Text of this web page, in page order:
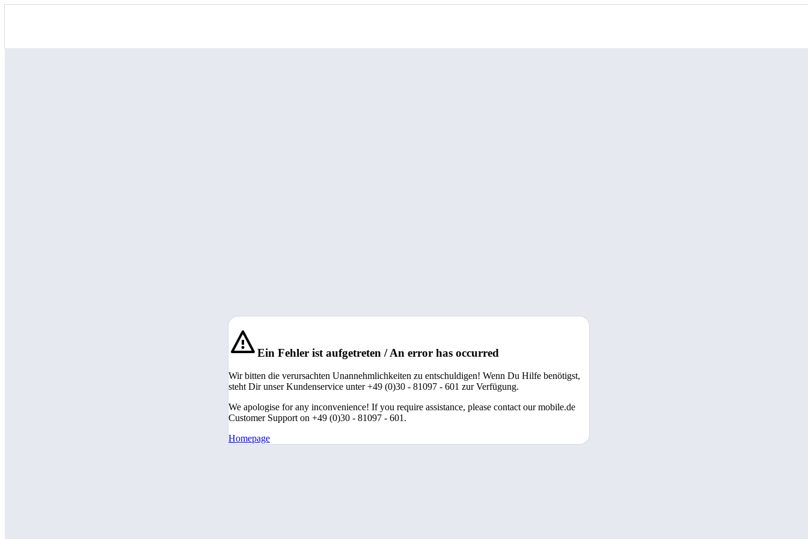
Ein Fehler ist aufgetreten / An error has occurred
Wir bitten die verursachten Unannehmlichkeiten zu entschuldigen! Wenn Du Hilfe benötigst,
steht Dir unser Kundenservice unter +49 (0)30 - 81097 - 601 zur Verfügung.
We apologise for any inconvenience! If you require assistance, please contact our mobile.de
Customer Support on +49 (0)30 - 81097 - 601.
Homepage